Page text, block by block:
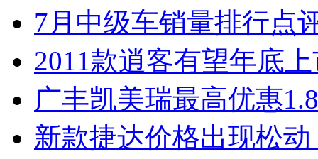
7月中级车销量排行点
2011款逍客有望年底
广丰凯美瑞最高优惠
新款捷达价格出现松